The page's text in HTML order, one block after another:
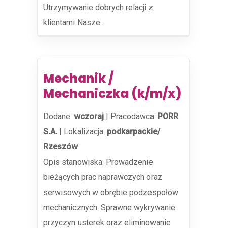
Utrzymywanie dobrych relacji z
klientami Nasze...
Mechanik /
Mechaniczka (k/m/x)
Dodane: wczoraj | Pracodawca: PORR
S.A. | Lokalizacja: podkarpackie/
Rzeszów
Opis stanowiska: Prowadzenie
bieżących prac naprawczych oraz
serwisowych w obrębie podzespołów
mechanicznych. Sprawne wykrywanie
przyczyn usterek oraz eliminowanie